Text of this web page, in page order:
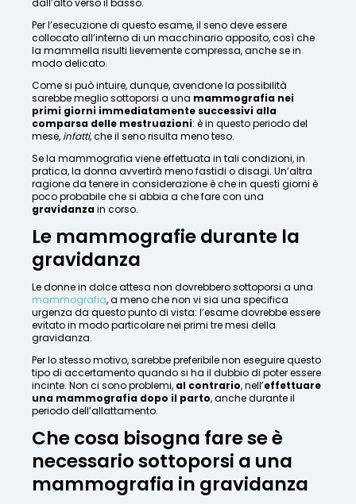
dall’alto verso il basso.
Per l’esecuzione di questo esame, il seno deve essere
collocato all’interno di un macchinario apposito, così che
la mammella risulti lievemente compressa, anche se in
modo delicato.
Come si può intuire, dunque, avendone la possibilità
sarebbe meglio sottoporsi a una mammografia nei
primi giorni immediatamente successivi alla
comparsa delle mestruazioni: è in questo periodo del
mese, infatti, che il seno risulta meno teso.
Se la mammografia viene effettuata in tali condizioni, in
pratica, la donna avvertirà meno fastidi o disagi. Un’altra
ragione da tenere in considerazione è che in questi giorni è
poco probabile che si abbia a che fare con una
gravidanzain corso.
Le mammografie durante la
gravidanza
Le donne in dolce attesa non dovrebbero sottoporsi a una
mammografia, a meno che non vi sia una specifica
urgenza da questo punto di vista: l’esame dovrebbe essere
evitato in modo particolare nei primi tre mesi della
gravidanza.
Per lo stesso motivo, sarebbe preferibile non eseguire questo
tipo di accertamento quando si ha il dubbio di poter essere
incinte. Non ci sono problemi, al contrario, nell’effettuare
una mammografia dopo il parto, anche durante il
periodo dell’allattamento.
Che cosa bisogna fare se è
necessario sottoporsi a una
mammografia in gravidanza